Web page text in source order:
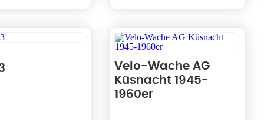
Velo-Wache AG
Küsnacht 1945-
1960er